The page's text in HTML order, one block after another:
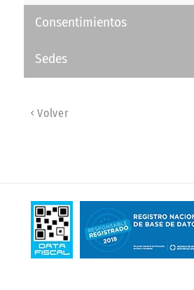
Consentimientos
Sedes
Volver